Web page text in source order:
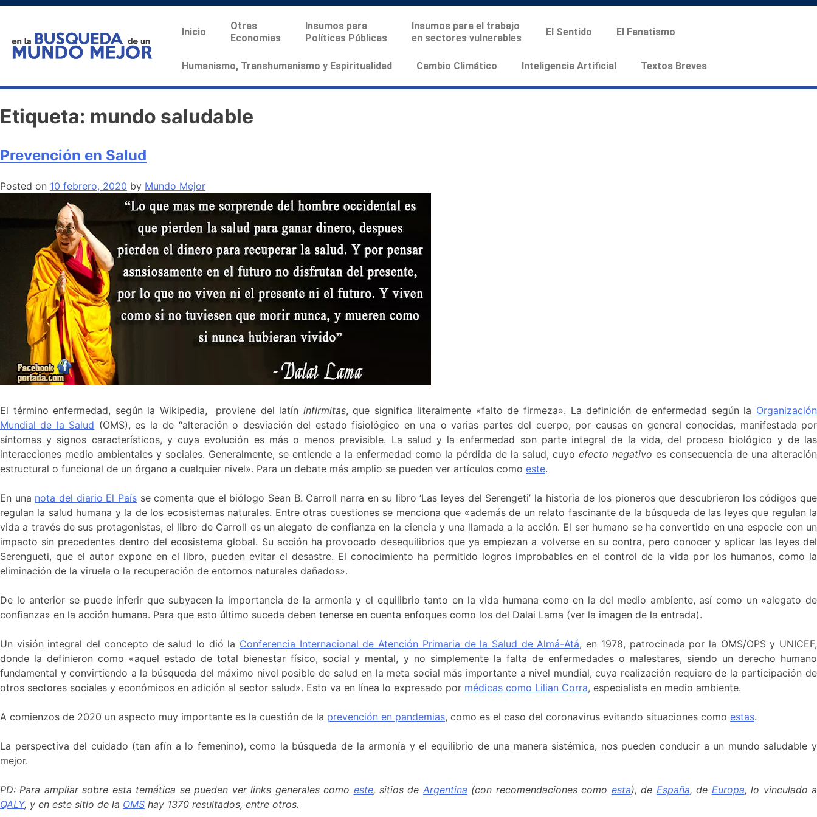
Inicio
Otras
Economias
Insumos para
Políticas Públicas
Insumos para el trabajo
en sectores vulnerables
El Sentido El Fanatismo
Humanismo, Transhumanismo y Espiritualidad Cambio Climático Inteligencia Artificial Textos Breves
Etiqueta: mundo saludable
Prevención en Salud
Posted on 10 febrero, 2020 by Mundo Mejor
El término enfermedad, según la Wikipedia, proviene del latín infirmitas, que significa literalmente «falto de firmeza». La definición de enfermedad según la Organización
Mundial de la Salud (OMS), es la de “alteración o desviación del estado fisiológico en una o varias partes del cuerpo, por causas en general conocidas, manifestada por
síntomas y signos característicos, y cuya evolución es más o menos previsible. La salud y la enfermedad son parte integral de la vida, del proceso biológico y de las
interacciones medio ambientales y sociales. Generalmente, se entiende a la enfermedad como la pérdida de la salud, cuyo efecto negativo es consecuencia de una alteración
estructural o funcional de un órgano a cualquier nivel». Para un debate más amplio se pueden ver artículos como este.
En una nota del diario El Paísse comenta que el biólogo Sean B. Carroll narra en su libro ‘Las leyes del Serengeti’ la historia de los pioneros que descubrieron los códigos que
regulan la salud humana y la de los ecosistemas naturales. Entre otras cuestiones se menciona que «además de un relato fascinante de la búsqueda de las leyes que regulan la
vida a través de sus protagonistas, el libro de Carroll es un alegato de confianza en la ciencia y una llamada a la acción. El ser humano se ha convertido en una especie con un
impacto sin precedentes dentro del ecosistema global. Su acción ha provocado desequilibrios que ya empiezan a volverse en su contra, pero conocer y aplicar las leyes del
Serengueti, que el autor expone en el libro, pueden evitar el desastre. El conocimiento ha permitido logros improbables en el control de la vida por los humanos, como la
eliminación de la viruela o la recuperación de entornos naturales dañados».
De lo anterior se puede inferir que subyacen la importancia de la armonía y el equilibrio tanto en la vida humana como en la del medio ambiente, así como un «alegato de
confianza» en la acción humana. Para que esto último suceda deben tenerse en cuenta enfoques como los del Dalai Lama (ver la imagen de la entrada).
Un visión integral del concepto de salud lo dió la Conferencia Internacional de Atención Primaria de la Salud de Almá-Atá, en 1978, patrocinada por la OMS/OPS y UNICEF,
donde la definieron como «aquel estado de total bienestar físico, social y mental, y no simplemente la falta de enfermedades o malestares, siendo un derecho humano
fundamental y convirtiendo a la búsqueda del máximo nivel posible de salud en la meta social más importante a nivel mundial, cuya realización requiere de la participación de
otros sectores sociales y económicos en adición al sector salud». Esto va en línea lo expresado por médicas como Lilian Corra, especialista en medio ambiente.
A comienzos de 2020 un aspecto muy importante es la cuestión de la prevención en pandemias, como es el caso del coronavirus evitando situaciones como estas.
La perspectiva del cuidado (tan afín a lo femenino), como la búsqueda de la armonía y el equilibrio de una manera sistémica, nos pueden conducir a un mundo saludable y
mejor.
PD: Para ampliar sobre esta temática se pueden ver links generales como este, sitios de Argentina (con recomendaciones como esta), de España, de Europa, lo vinculado a
QALY, y en este sitio de la OMS hay 1370 resultados, entre otros.